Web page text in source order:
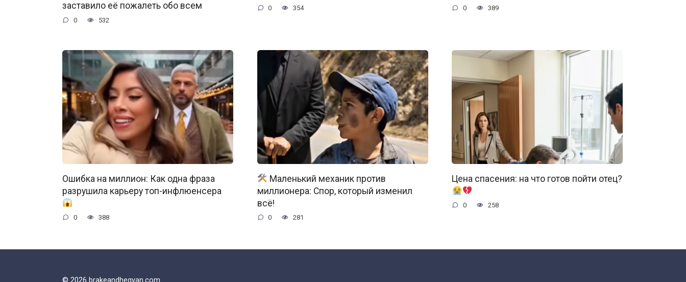
заставило её пожалеть обо всем
0 532
0 354 0 389
Ошибка на миллион: Как одна фраза
разрушила карьеру топ-инфлюенсера
0 388
Маленький механик против
миллионера: Спор, который изменил
всё!
0 281
Цена спасения: на что готов пойти отец?
0 258